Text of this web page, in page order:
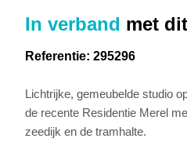
In verband met
Referentie: 295296
Lichtrijke, gemeubelde studio
de recente Residentie Merel
zeedijk en de tramhalte.